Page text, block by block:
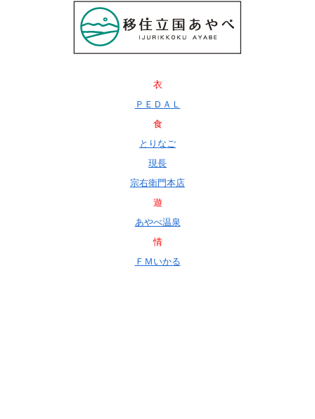
衣
ＰＥＤＡＬ
食
とりなご
現長
宗右衛門本店
遊
あやべ温泉
情
ＦＭいかる